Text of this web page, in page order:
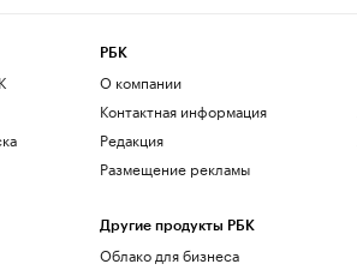
РБК
О компании
Контактная информация
Редакция
Размещение рекламы
Другие продукты РБК
Облако для бизнеса